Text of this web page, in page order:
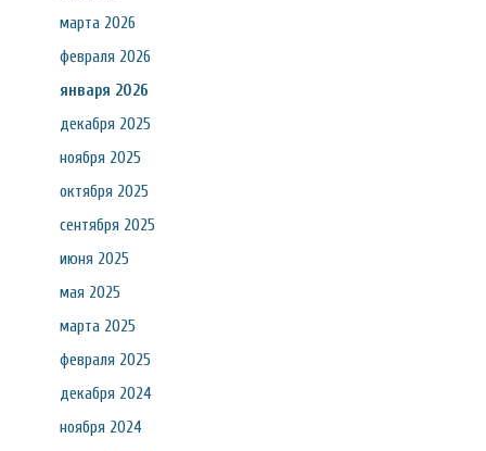
марта 2026
февраля 2026
января 2026
декабря 2025
ноября 2025
октября 2025
сентября 2025
июня 2025
мая 2025
марта 2025
февраля 2025
декабря 2024
ноября 2024